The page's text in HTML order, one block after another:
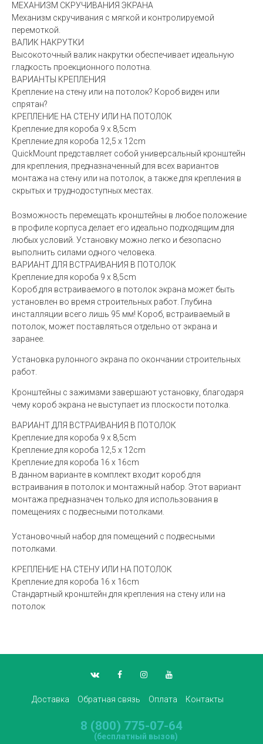
МЕХАНИЗМ СКРУЧИВАНИЯ ЭКРАНА
Механизм скручивания с мягкой и контролируемой
перемоткой.
ВАЛИК НАКРУТКИ
Высокоточный валик накрутки обеспечивает идеальную
гладкость проекционного полотна.
ВАРИАНТЫ КРЕПЛЕНИЯ
Крепление на стену или на потолок? Короб виден или
спрятан?
КРЕПЛЕНИЕ НА СТЕНУ ИЛИ НА ПОТОЛОК
Крепление для короба 9 x 8,5cm
Крепление для короба 12,5 x 12cm
QuickMount представляет собой универсальный кронштейн
для крепления, предназначенный для всех вариантов
монтажа на стену или на потолок, а также для крепления в
скрытых и труднодоступных местах.
Возможность перемещать кронштейны в любое положение
в профиле корпуса делает его идеально подходящим для
любых условий. Установку можно легко и безопасно
выполнить силами одного человека.
ВАРИАНТ ДЛЯ ВСТРАИВАНИЯ В ПОТОЛОК
Крепление для короба 9 x 8,5cm
Короб для встраиваемого в потолок экрана может быть
установлен во время строительных работ. Глубина
инсталляции всего лишь 95 мм! Короб, встраиваемый в
потолок, может поставляться отдельно от экрана и
заранее.
Установка рулонного экрана по окончании строительных
работ.
Кронштейны с зажимами завершают установку, благодаря
чему короб экрана не выступает из плоскости потолка.
ВАРИАНТ ДЛЯ ВСТРАИВАНИЯ В ПОТОЛОК
Крепление для короба 9 x 8,5cm
Крепление для короба 12,5 x 12cm
Крепление для короба 16 x 16cm
В данном варианте в комплект входит короб для
встраивания в потолок и монтажный набор. Этот вариант
монтажа предназначен только для использования в
помещениях с подвесными потолками.
Установочный набор для помещений с подвесными
потолками.
КРЕПЛЕНИЕ НА СТЕНУ ИЛИ НА ПОТОЛОК
Крепление для короба 16 x 16cm
Стандартный кронштейн для крепления на стену или на
потолок
Доставка Обратная связь Оплата Контакты
8 (800) 775-07-64
(бесплатный вызов)